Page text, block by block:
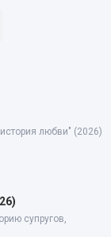
любви" (2026)
супругов,